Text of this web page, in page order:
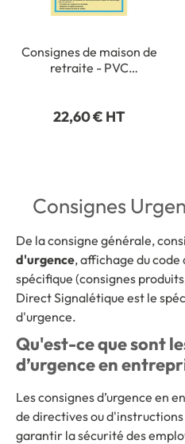
Consignes de maison de
retraite - PVC
22,60 € HT
Consignes
De la consigne générale,
d'urgence, affichage du code
spécifique (consignes
Direct Signalétique est le
d'urgence.
Qu'est-ce que sont
d’urgence en
Les consignes d’urgence en
de directives ou
garantir la sécurité des